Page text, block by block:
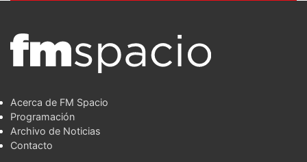
Acerca de FM Spacio
Programación
Archivo de Noticias
Contacto